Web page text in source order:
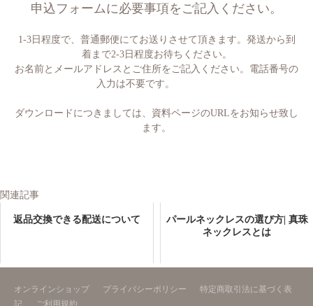
申込フォームに必要事項をご記入ください。
1-3日程度で、普通郵便にてお送りさせて頂きます。発送から到
着まで2-3日程度お待ちください。
お名前とメールアドレスとご住所をご記入ください。電話番号の
入力は不要です。
ダウンロードにつきましては、資料ページのURLをお知らせ致し
ます。
関連記事
返品交換できる配送について
パールネックレスの選び方| 真珠
ネックレスとは
オンラインショップ プライバシーポリシー
特定商取引法に基づく表
記
ご利用規約